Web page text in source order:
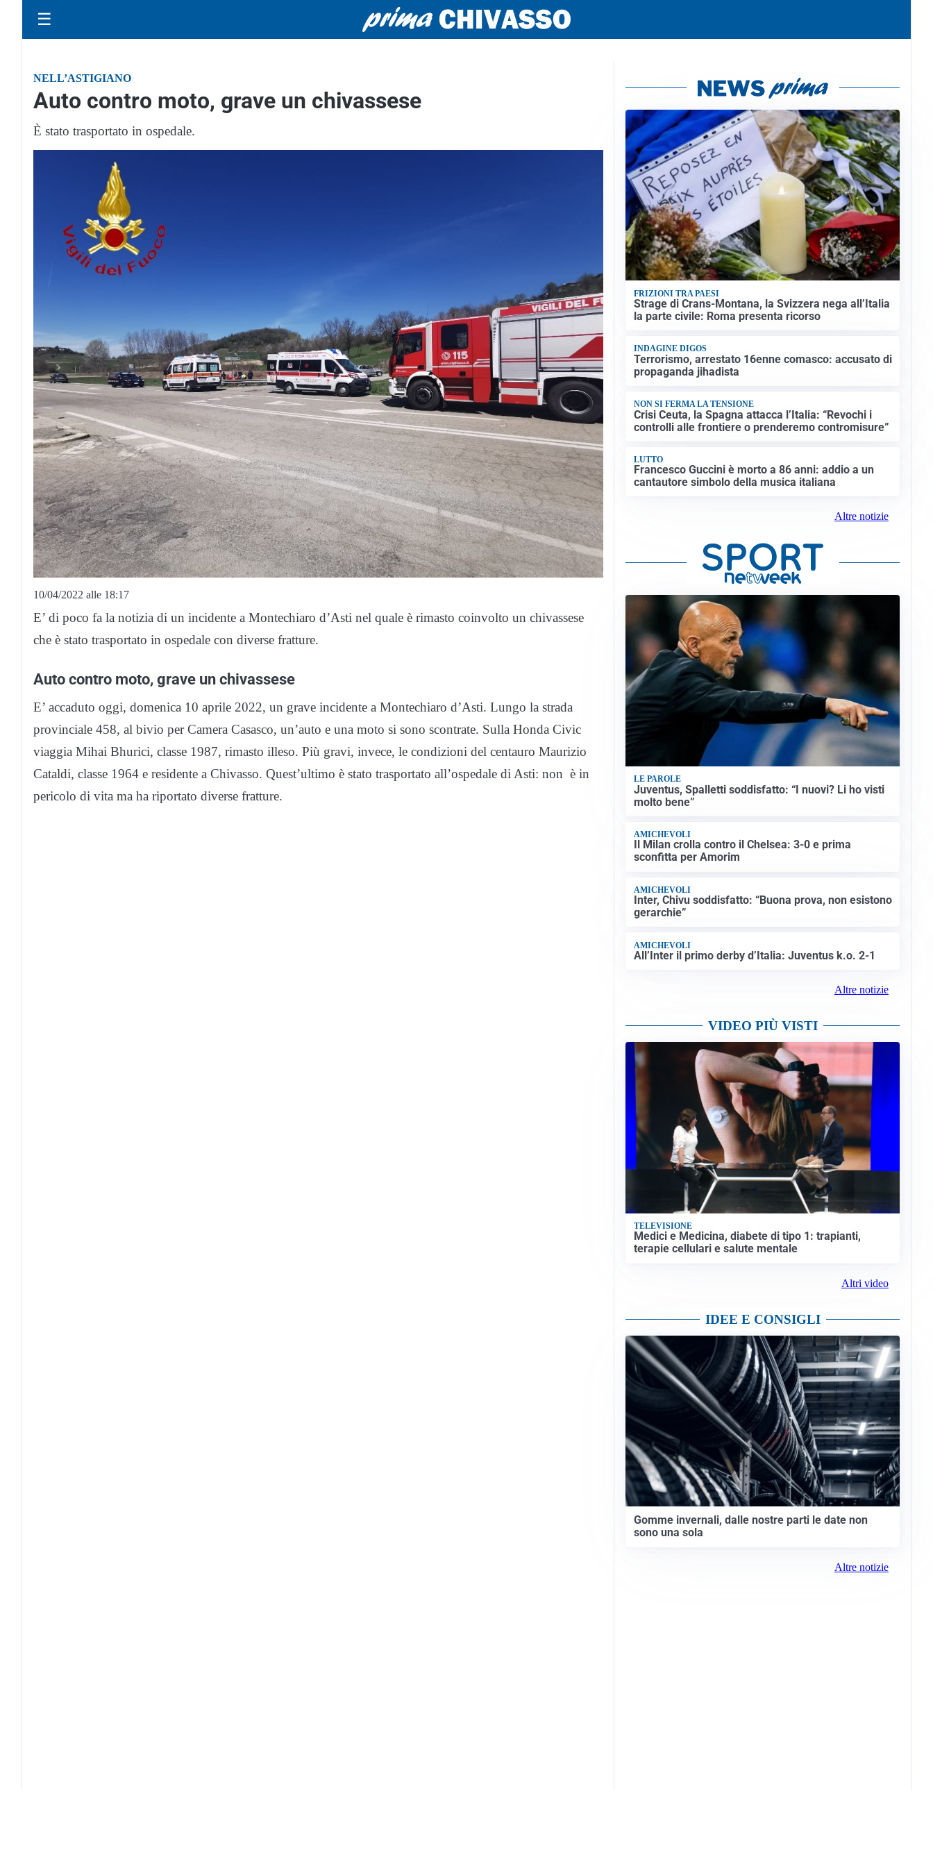
☰
NELL’ASTIGIANO
Auto contro moto, grave un chivassese
È stato trasportato in ospedale.
10/04/2022 alle 18:17
E’ di poco fa la notizia di un incidente a Montechiaro d’Asti nel quale è rimasto coinvolto un chivassese
che è stato trasportato in ospedale con diverse fratture.
Auto contro moto, grave un chivassese
E’ accaduto oggi, domenica 10 aprile 2022, un grave incidente a Montechiaro d’Asti. Lungo la strada
provinciale 458, al bivio per Camera Casasco, un’auto e una moto si sono scontrate. Sulla Honda Civic
viaggia Mihai Bhurici, classe 1987, rimasto illeso. Più gravi, invece, le condizioni del centauro Maurizio
Cataldi, classe 1964 e residente a Chivasso. Quest’ultimo è stato trasportato all’ospedale di Asti: non è in
pericolo di vita ma ha riportato diverse fratture.
FRIZIONI TRA PAESI
Strage di Crans-Montana, la Svizzera nega all’Italia
la parte civile: Roma presenta ricorso
INDAGINE DIGOS
Terrorismo, arrestato 16enne comasco: accusato di
propaganda jihadista
NON SI FERMA LA TENSIONE
Crisi Ceuta, la Spagna attacca l’Italia: “Revochi i
controlli alle frontiere o prenderemo contromisure”
LUTTO
Francesco Guccini è morto a 86 anni: addio a un
cantautore simbolo della musica italiana
Altre notizie
LE PAROLE
Juventus, Spalletti soddisfatto: “I nuovi? Li ho visti
molto bene”
AMICHEVOLI
Il Milan crolla contro il Chelsea: 3-0 e prima
sconfitta per Amorim
AMICHEVOLI
Inter, Chivu soddisfatto: “Buona prova, non esistono
gerarchie”
AMICHEVOLI
All’Inter il primo derby d’Italia: Juventus k.o. 2-1
Altre notizie
VIDEO PIÙ VISTI
TELEVISIONE
Medici e Medicina, diabete di tipo 1: trapianti,
terapie cellulari e salute mentale
Altri video
IDEE E CONSIGLI
Gomme invernali, dalle nostre parti le date non
sono una sola
Altre notizie